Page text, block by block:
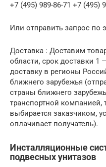
+7 (495) 989-86-71 +7 (495)
Или отправить запрос по
Доставка : Доставим
области, срок доставки 1
доставку в регионы
ближнего зарубежья
страны ближнего
транспортной компанией,
выбирается заказчиком,
оплачивает получатель).
Инсталляционные
подвесных унитазов